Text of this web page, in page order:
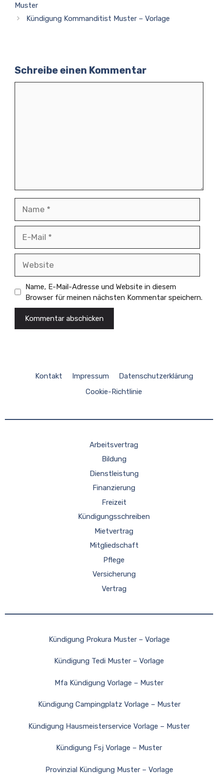
Muster
Kündigung Kommanditist Muster – Vorlage
Schreibe einen Kommentar
Mail
Name, E-Mail-Adresse und Website in diesem
Browser für meinen nächsten Kommentar speichern.
Kontakt Impressum
Datenschutzerklärung
Cookie-Richtlinie
Arbeitsvertrag
Bildung
Dienstleistung
Finanzierung
Freizeit
Kündigungsschreiben
Mietvertrag
Mitgliedschaft
Pflege
Versicherung
Vertrag
Kündigung Prokura Muster – Vorlage
Kündigung Tedi Muster – Vorlage
Mfa Kündigung Vorlage – Muster
Kündigung Campingplatz Vorlage – Muster
Kündigung Hausmeisterservice Vorlage – Muster
Kündigung Fsj Vorlage – Muster
Provinzial Kündigung Muster – Vorlage